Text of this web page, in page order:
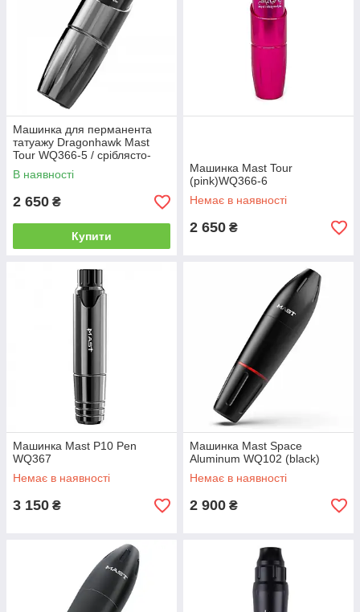
Машинка для перманента
татуажу Dragonhawk Mast
Tour WQ366-5 / сріблясто-
чорна
В наявності
2 650 ₴
Купити
Машинка Mast Tour
(pink)WQ366-6
Немає в наявності
2 650 ₴
Машинка Mast P10 Pen
WQ367
Немає в наявності
3 150 ₴
Машинка Mast Space
Aluminum WQ102 (black)
Немає в наявності
2 900 ₴